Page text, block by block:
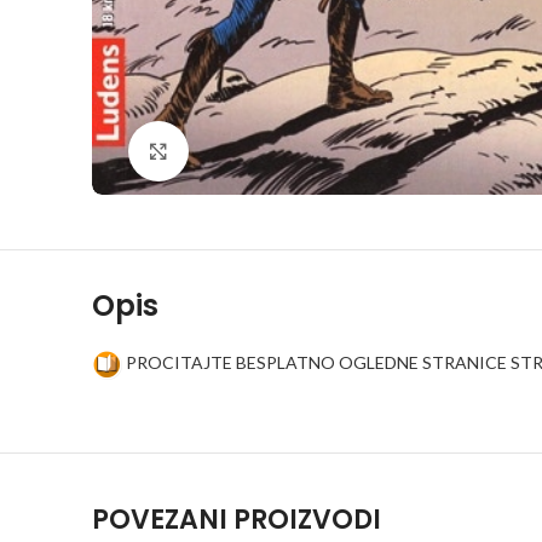
Klikni da povečaš
Opis
PROCITAJTE BESPLATNO OGLEDNE STRANICE
POVEZANI PROIZVODI